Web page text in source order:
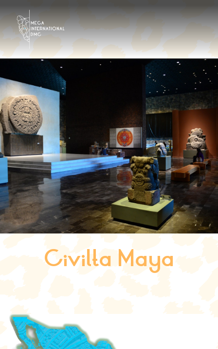
Destinazioni
Tour Operator
Hotels & Resorts Ita
Galleria
Contattaci
Chi siamo?
It
Civilta Maya